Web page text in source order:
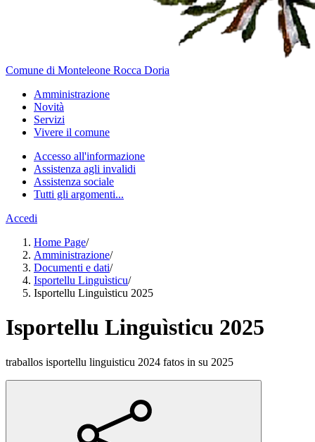
Comune di Monteleone Rocca Doria
Amministrazione
Novità
Servizi
Vivere il comune
Accesso all'informazione
Assistenza agli invalidi
Assistenza sociale
Tutti gli argomenti...
Accedi
Home Page/
Amministrazione/
Documenti e dati/
Isportellu Linguìsticu/
Isportellu Linguìsticu 2025
Isportellu Linguìsticu 2025
traballos isportellu linguisticu 2024 fatos in su 2025